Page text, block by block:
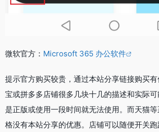
微软官方： Microsoft 365 办公软件
提示官方购买较贵，通过本站分享链接购买
宝或拼多多店铺很多几块十几的描述和实际
是正版或使用一段时间就无法使用。而天猫
格没有本站分享的优惠。店铺可以随便开关